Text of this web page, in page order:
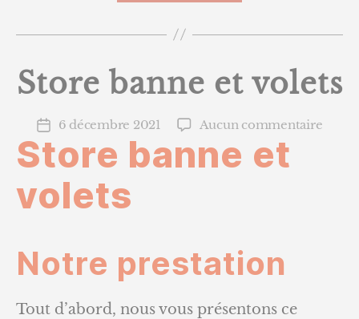
Store banne et volets
Date
de
l’article
6 décembre 2021 Aucun commentairesur
Store banne et
volets
Notre prestation
Tout d’abord, nous vous présentons ce